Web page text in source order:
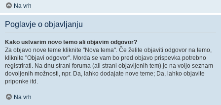
Na vrh
Poglavje o objavljanju
Kako ustvarim novo temo ali objavim odgovor?
Za objavo nove teme kliknite "Nova tema". Če želite objaviti odgovor na temo,
kliknite "Objavi odgovor". Morda se vam bo pred objavo prispevka potrebno
registrirati. Na dnu strani foruma (ali strani objavljenih tem) je na voljo seznam
dovoljenih možnosti, npr. Da, lahko dodajate nove teme; Da, lahko objavite
priponke itd.
Na vrh